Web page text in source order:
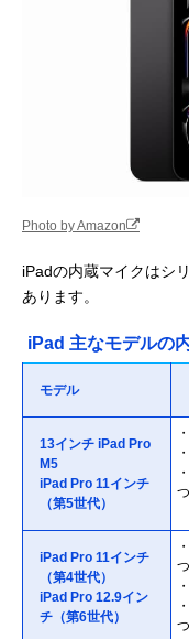
Photo by Amazon
iPadの内蔵マイクはシ
あります。
iPad 主なモデルの
モデル
13インチ iPad Pro
M5
iPad Pro 11インチ
（第5世代）
つ
iPad Pro 11インチ
（第4世代）
iPad Pro 12.9イン
チ（第6世代）
つ
つ